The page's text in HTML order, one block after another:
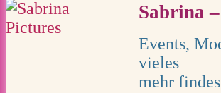
Sabrina
Events,
vieles
mehr